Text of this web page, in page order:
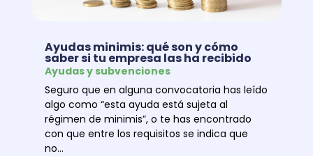
Ayudas minimis: qué son y cómo
saber si tu empresa las ha recibido
Ayudas y subvenciones
Seguro que en alguna convocatoria has leído
algo como “esta ayuda está sujeta al
régimen de minimis”, o te has encontrado
con que entre los requisitos se indica que
no...